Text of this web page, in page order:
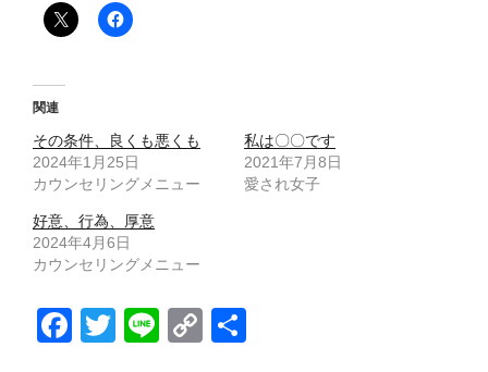
関連
その条件、良くも悪くも
2024年1月25日
カウンセリングメニュー
私は〇〇です
2021年7月8日
愛され女子
好意、行為、厚意
2024年4月6日
カウンセリングメニュー
F
T
Li
C